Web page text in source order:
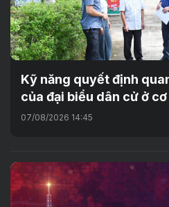
Kỹ năng quyết định
của đại biểu dân cử ở
07/08/2026 14:45